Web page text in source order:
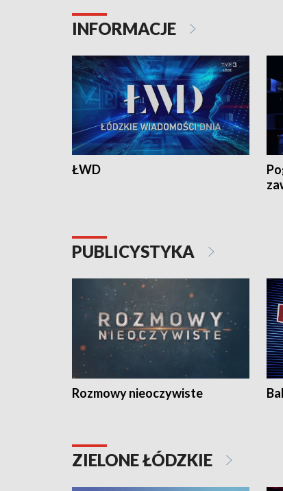
INFORMACJE
ŁWD
PUBLICYSTYKA
Rozmowy nieoczywiste
ZIELONE ŁÓDZKIE